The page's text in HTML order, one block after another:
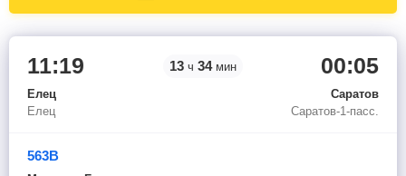
11:19
Елец
Елец
13 ч 34 мин 00:05
Саратов
Саратов-1-пасс.
563В